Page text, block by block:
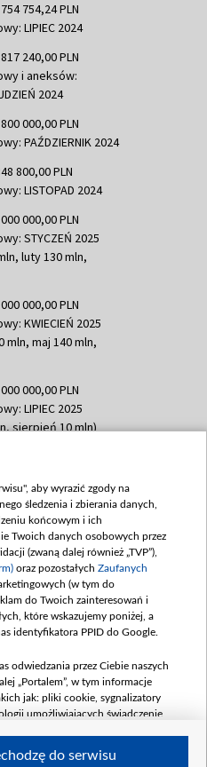
754,24 PLN
LIPIEC 2024
240,00 PLN
i aneksów:
2024
000,00 PLN
PAŹDZIERNIK 2024
800,00 PLN
LISTOPAD 2024
000,00 PLN
STYCZEŃ 2025
luty 130 mln,
000,00 PLN
KWIECIEŃ 2025
mln, maj 140 mln,
000,00 PLN
LIPIEC 2025
sierpień 10 mln)
000,00 PLN
051,21 PLN
WRZESIEŃ 2025
mln, październik 350
000,00 PLN
GRUDZIEŃ 2025
000,00 PLN
LUTY 2026 (wpłata
370 mln,8
aby wyrazić zgody na
śledzenia i zbierania danych,
końcowym i ich
Twoich danych osobowych przez
(zwaną dalej również „TVP”),
oraz pozostałych Zaufanych
(w tym do
do Twoich zainteresowań i
które wskazujemy poniżej, a
identyfikatora PPID do Google.
odwiedzania przez Ciebie naszych
„Portalem”, w tym informacje
jak: pliki cookie, sygnalizatory
umożliwiających świadczenie
do serwisu